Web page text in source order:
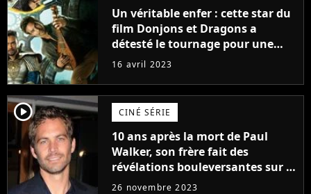
Un véritable enfer : cette star du
film Donjons et Dragons a
détesté le tournage pour une
raison très spéciale
16 avril 2023
player2 CINÉ SÉRIE
10 ans après la mort de Paul
Walker, son frère fait des
révélations bouleversantes sur la
réaction des acteurs de Fast and
26 novembre 2023